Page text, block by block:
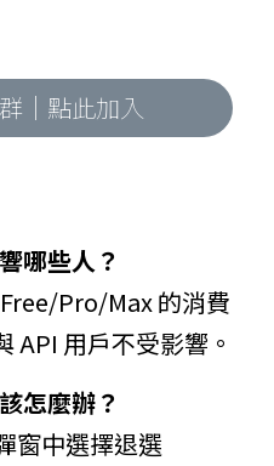
｜點此加入
哪些人？
Pro/Max 的消費
API 用戶不受影響。
怎麼辦？
窗中選擇退選